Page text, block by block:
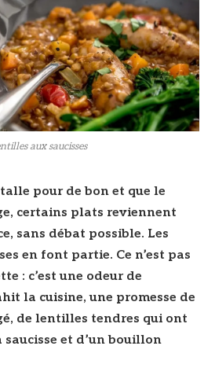
aux saucisses
pour de bon et que le
certains plats reviennent
sans débat possible. Les
en font partie. Ce n’est pas
: c’est une odeur de
la cuisine, une promesse de
de lentilles tendres qui ont
saucisse et d’un bouillon